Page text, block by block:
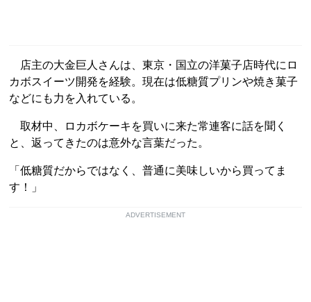
店主の大金巨人さんは、東京・国立の洋菓子店時代にロ
カボスイーツ開発を経験。現在は低糖質プリンや焼き菓子
などにも力を入れている。
取材中、ロカボケーキを買いに来た常連客に話を聞く
と、返ってきたのは意外な言葉だった。
「低糖質だからではなく、普通に美味しいから買ってま
す！」
ADVERTISEMENT